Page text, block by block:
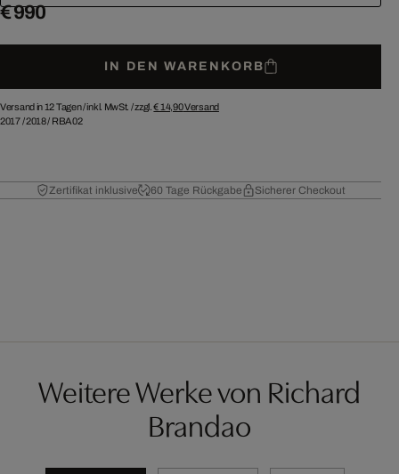
€ 990
IN DEN WARENKORB
Versand in 12 Tagen /inkl. MwSt. / zzgl.€ 14,90Versand
2017/2018/ RBA02
Zertifikat inklusive 60 Tage Rückgabe Sicherer Checkout
Weitere Werke von Richard
Brandao